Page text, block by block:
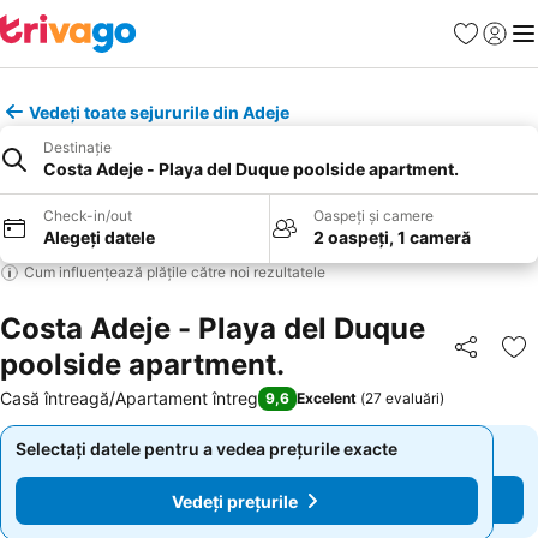
Favorite
Vedeți toate sejururile din Adeje
Destinație
Costa Adeje - Playa del Duque poolside apartment.
Check-in/out
Alegeți datele
Oaspeți și camere
2 oaspeți, 1 cameră
Cum influențează plățile către noi rezultatele
Costa Adeje - Playa del Duque
poolside apartment.
Distribuiți
Casă întreagă/Apartament întreg 9,6 Excelent (27 evaluări)
Selectați datele pentru a vedea prețurile exacte
Vedeți prețurile
Selectați datele pentru a vedea prețurile exacte
Vedeți prețurile